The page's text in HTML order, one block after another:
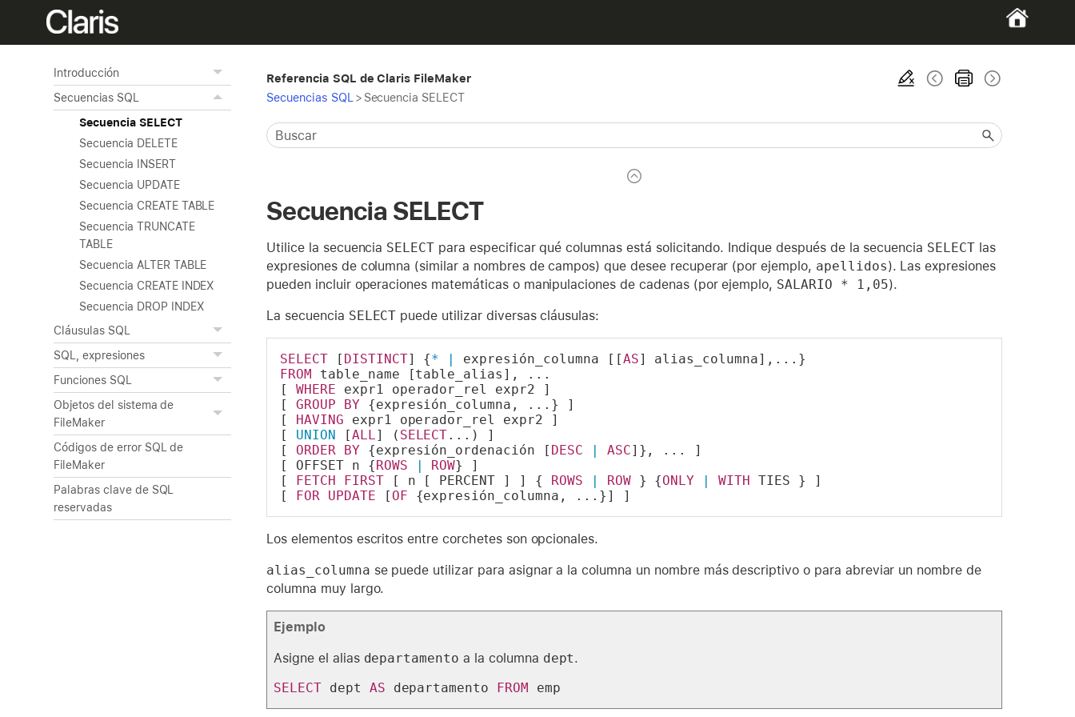
Introducción
Secuencias SQL
Secuencia SELECT
Secuencia DELETE
Secuencia INSERT
Secuencia UPDATE
Secuencia CREATE TABLE
Secuencia TRUNCATE
TABLE
Secuencia ALTER TABLE
Secuencia CREATE INDEX
Secuencia DROP INDEX
Cláusulas SQL
SQL, expresiones
Funciones SQL
Objetos del sistema de
FileMaker
Códigos de error SQL de
FileMaker
Palabras clave de SQL
reservadas
Referencia SQL de Claris FileMaker
Secuencias SQL > Secuencia SELECT
Secuencia SELECT
Utilice la secuencia SELECT para especificar qué columnas está solicitando. Indique después de la secuencia SELECTlas
expresiones de columna (similar a nombres de campos) que desee recuperar (por ejemplo, apellidos). Las expresiones
pueden incluir operaciones matemáticas o manipulaciones de cadenas (por ejemplo, SALARIO * 1,05).
La secuencia SELECT puede utilizar diversas cláusulas:
SELECT [ DISTINCT] {* | expresión_columna [[AS] alias_columna],...}
FROM table_name [table_alias], ...
[ WHERE expr1 operador_rel expr2 ]
[ GROUP BY {expresión_columna, ...} ]
[ HAVING expr1 operador_rel expr2 ]
[ UNION [ALL] ( SELECT...) ]
[ ORDER BY {expresión_ordenación [ DESC | ASC]}, ... ]
[ OFFSET n {ROWS | ROW} ]
[ FETCH FIRST [ n [ PERCENT ] ] { ROWS | ROW } {ONLY | WITH TIES } ]
[ FOR UPDATE [ OF {expresión_columna, ...}] ]
Los elementos escritos entre corchetes son opcionales.
alias_columna se puede utilizar para asignar a la columna un nombre más descriptivo o para abreviar un nombre de
columna muy largo.
Ejemplo
Asigne el alias departamento a la columna dept.
SELECT dept AS departamento FROM emp